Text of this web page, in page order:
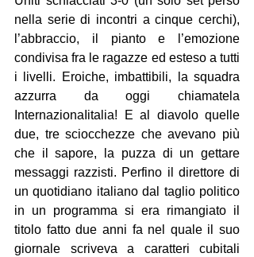
nella serie di incontri a cinque cerchi),
l’abbraccio, il pianto e l’emozione
condivisa fra le ragazze ed esteso a tutti
i livelli. Eroiche, imbattibili, la squadra
azzurra da oggi chiamatela
InternazionaIitalia! E al diavolo quelle
due, tre sciocchezze che avevano più
che il sapore, la puzza di un gettare
messaggi razzisti. Perfino il direttore di
un quotidiano italiano dal taglio politico
in un programma si era rimangiato il
titolo fatto due anni fa nel quale il suo
giornale scriveva a caratteri cubitali